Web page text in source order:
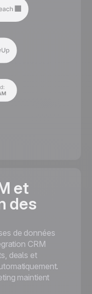
et
des
de données
CRM
deals et
maintient